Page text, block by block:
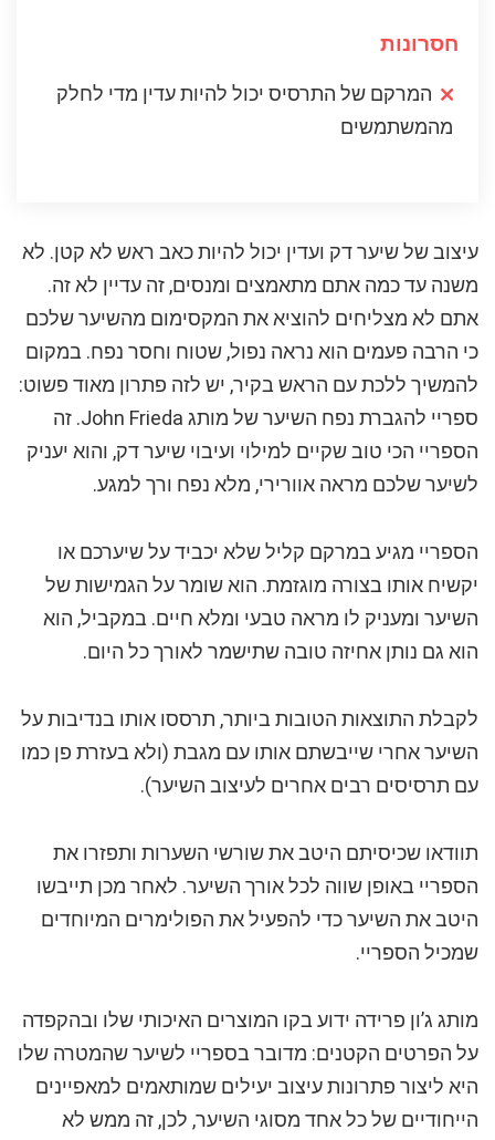
חסרונות
המרקם של התרסיס יכול להיות עדין מדי לחלק
מהמשתמשים
עיצוב של שיער דק ועדין יכול להיות כאב ראש לא קטן. לא
משנה עד כמה אתם מתאמצים ומנסים, זה עדיין לא זה.
אתם לא מצליחים להוציא את המקסימום מהשיער שלכם
כי הרבה פעמים הוא נראה נפול, שטוח וחסר נפח. במקום
להמשיך ללכת עם הראש בקיר, יש לזה פתרון מאוד פשוט:
ספריי להגברת נפח השיער של מותג John Frieda. זה
הספריי הכי טוב שקיים למילוי ועיבוי שיער דק, והוא יעניק
לשיער שלכם מראה אוורירי, מלא נפח ורך למגע.
הספריי מגיע במרקם קליל שלא יכביד על שיערכם או
יקשיח אותו בצורה מוגזמת. הוא שומר על הגמישות של
השיער ומעניק לו מראה טבעי ומלא חיים. במקביל, הוא
הוא גם נותן אחיזה טובה שתישמר לאורך כל היום.
לקבלת התוצאות הטובות ביותר, תרססו אותו בנדיבות על
השיער אחרי שייבשתם אותו עם מגבת (ולא בעזרת פן כמו
עם תרסיסים רבים אחרים לעיצוב השיער).
תוודאו שכיסיתם היטב את שורשי השערות ותפזרו את
הספריי באופן שווה לכל אורך השיער. לאחר מכן תייבשו
היטב את השיער כדי להפעיל את הפולימרים המיוחדים
שמכיל הספריי.
מותג ג’ון פרידה ידוע בקו המוצרים האיכותי שלו ובהקפדה
על הפרטים הקטנים: מדובר בספריי לשיער שהמטרה שלו
היא ליצור פתרונות עיצוב יעילים שמותאמים למאפיינים
הייחודיים של כל אחד מסוגי השיער, לכן, זה ממש לא